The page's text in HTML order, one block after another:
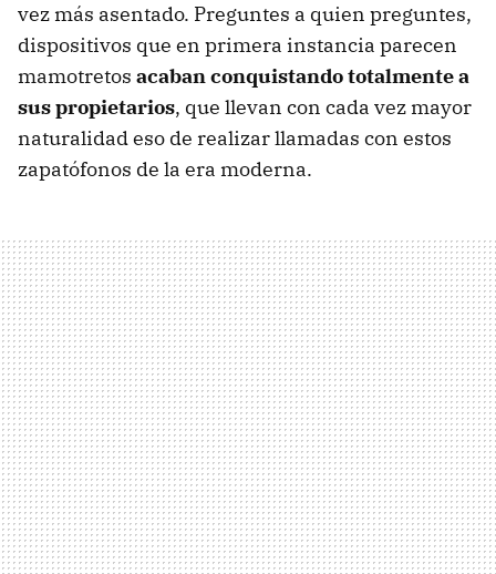
vez más asentado. Preguntes a quien preguntes,
dispositivos que en primera instancia parecen
mamotretos acaban conquistando totalmente a
sus propietarios, que llevan con cada vez mayor
naturalidad eso de realizar llamadas con estos
zapatófonos de la era moderna.